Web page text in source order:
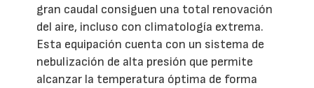
gran caudal consiguen una total renovación
del aire, incluso con climatología extrema.
Esta equipación cuenta con un sistema de
nebulización de alta presión que permite
alcanzar la temperatura óptima de forma